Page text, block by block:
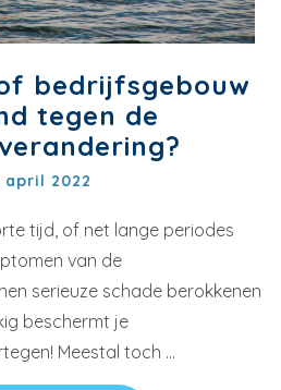
bedrijfsgebouw
tegen de
april 2022
tijd, of net lange periodes
van de
serieuze schade berokkenen
beschermt je
Meestal toch …